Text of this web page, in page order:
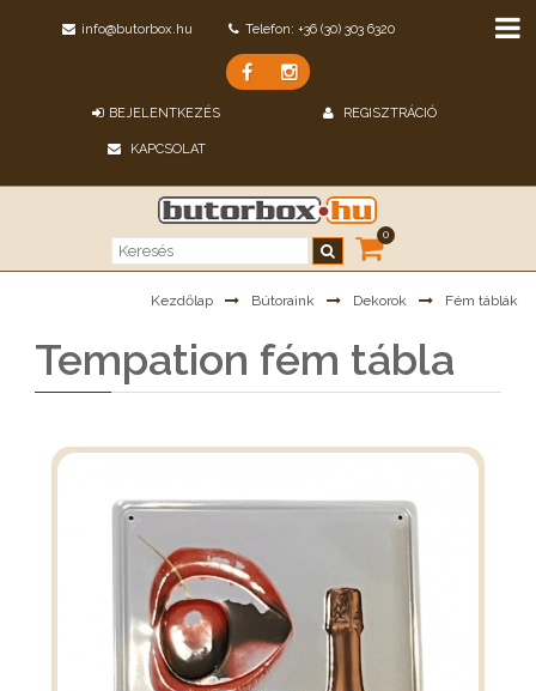
info@butorbox.hu Telefon: +36 (30) 303 6320
BEJELENTKEZÉS REGISZTRÁCIÓ
KAPCSOLAT
0
Kezdőlap Bútoraink Dekorok Fém táblák
Tempation fém tábla